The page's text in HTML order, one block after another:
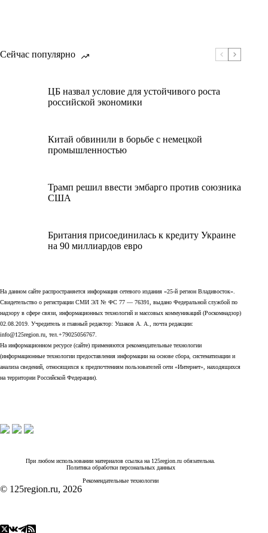
Сейчас популярно
ЦБ назвал условие для устойчивого роста
российской экономики
Китай обвинили в борьбе с немецкой
промышленностью
Трамп решил ввести эмбарго против союзника
США
Британия присоединилась к кредиту Украине
на 90 миллиардов евро
На данном сайте распространяется информация сетевого издания «25-й регион Владивосток».
Свидетельство о регистрации СМИ ЭЛ № ФС 77 — 76391, выдано Федеральной службой по
надзору в сфере связи, информационных технологий и массовых коммуникаций (Роскомнадзор)
02.08.2019. Учредитель и главный редактор: Ушаков А. А., почта редакции:
info@125region.ru, тел.+79025056767.
На информационном ресурсе (сайте) применяются рекомендательные технологии
(информационные технологии предоставления информации на основе сбора, систематизации и
анализа сведений, относящихся к предпочтениям пользователей сети «Интернет», находящихся
на территории Российской Федерации).
При любом использовании материалов ссылка на 125region.ru обязательна.
Политика обработки персональных данных
Рекомендательные технологии
© 125region.ru, 2026